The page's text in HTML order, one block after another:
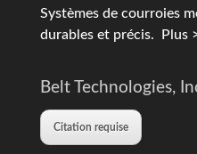
Systèmes de courroies
durables et précis. Plus
Belt Technologies,
Citation requise